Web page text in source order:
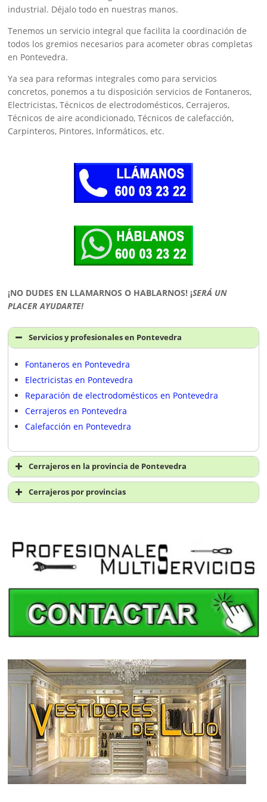
industrial. Déjalo todo en nuestras manos.
Tenemos un servicio integral que facilita la coordinación de
todos los gremios necesarios para acometer obras completas
en Pontevedra.
Ya sea para reformas integrales como para servicios
concretos, ponemos a tu disposición servicios de Fontaneros,
Electricistas, Técnicos de electrodomésticos, Cerrajeros,
Técnicos de aire acondicionado, Técnicos de calefacción,
Carpinteros, Pintores, Informáticos, etc.
¡NO DUDES EN LLAMARNOS O HABLARNOS! ¡SERÁ UN
PLACER AYUDARTE!
Servicios y profesionales en Pontevedra
Fontaneros en Pontevedra
Electricistas en Pontevedra
Reparación de electrodomésticos en Pontevedra
Cerrajeros en Pontevedra
Calefacción en Pontevedra
Cerrajeros en la provincia de Pontevedra
Cerrajeros en Pontevedra
Cerrajeros por provincias
Cerrajeros en Alicante
Cerrajeros en Almería
Cerrajeros en Asturias
Cerrajeros en Ávila
Cerrajeros en Badajoz
Cerrajeros en Baleares
Cerrajeros en Burgos
Cerrajeros en Cáceres
Cerrajeros en Cádiz
Cerrajeros en Cantabria
Cerrajeros en Castellón
Cerrajeros en Ceuta
Cerrajeros en Ciudad Real
Cerrajeros en Córdoba